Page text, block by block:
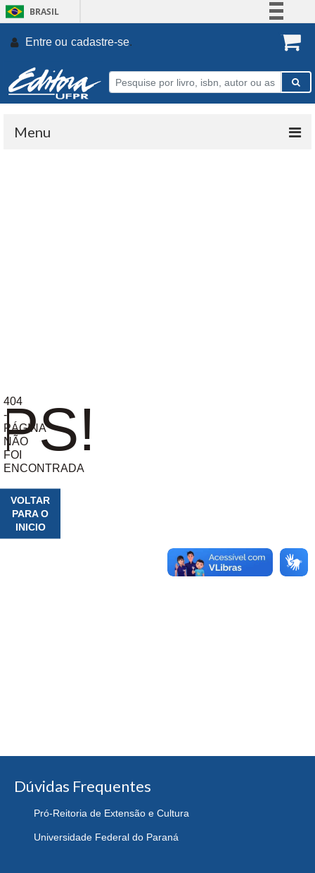
BRASIL
Participe
Entre ou cadastre-se.
Menu
404
-
PÁGINA
NÃO
FOI
ENCONTRADA
VOLTAR
PARA O
INICIO
Dúvidas Frequentes
Pró-Reitoria de Extensão e Cultura
Universidade Federal do Paraná